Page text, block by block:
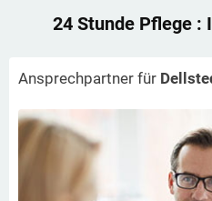
24 Stunde Pflege :
Ansprechpartner für